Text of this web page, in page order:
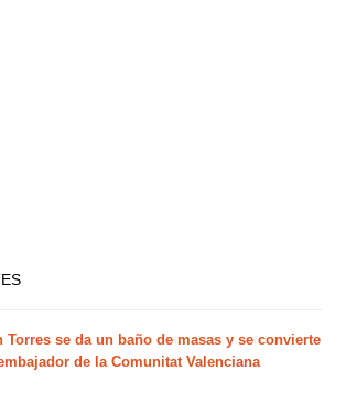
Torres se da un baño de masas y se convierte
de la Comunitat Valenciana